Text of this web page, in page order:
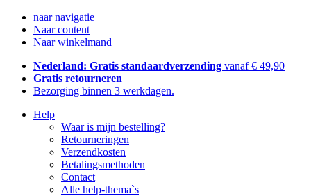
naar navigatie
Naar content
Naar winkelmand
Nederland: Gratis standaardverzending vanaf € 49,90
Gratis retourneren
Bezorging binnen 3 werkdagen.
Help
Waar is mijn bestelling?
Retourneringen
Verzendkosten
Betalingsmethoden
Contact
Alle help-thema`s